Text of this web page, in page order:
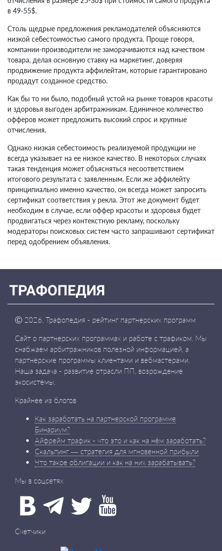
в 49-55$.
Столь щедрые предложения рекламодателей объясняются
низкой себестоимостью самого продукта. Проще говоря,
компании-производители не заморачиваются над качеством
товара, делая основную ставку на маркетинг, доверяя
продвижение продукта аффилейтам, которые гарантировано
продадут созданное средство.
Как бы то ни было, подобный устой на рынке товаров красоты
и здоровья выгоден арбитражникам. Единичное количество
офферов может предложить высокий спрос и крупные
отчисления.
Однако низкая себестоимость реализуемой продукции не
всегда указывает на ее низкое качество. В некоторых случаях
такая тенденция может объясняться несоответствием
итогового результата с заявленным. Если же аффилейту
принципиально именно качество, он всегда может запросить
сертификат соответствия у рекла. Этот же документ будет
необходим в случае, если оффер красоты и здоровья будет
продвигаться через контекстную рекламу, поскольку
модераторы поисковых систем часто запрашивают сертификат
перед одобрением объявления.
Ⓒ 2026, Трафопедия - рейтинг партнерских программ
Сайт о партнерских программах и работе с трафиком. Мы
снабжаем арбитражников полезной информацией, а
партнерские программы клиентами и вебмастерами.
Наша задача - развитие отрасли ПП, возрождение
экосистемы.
Крайнее из блогов
Как заработать на партнерской программе
Бинариум?
Айфрейм трафик - что это и как на нём заработать?
Скальпинг — стратегия для мгновенной прибыли
Что такое облигации и как на них зарабатывать?
Мы в соцсетях
Счетчики